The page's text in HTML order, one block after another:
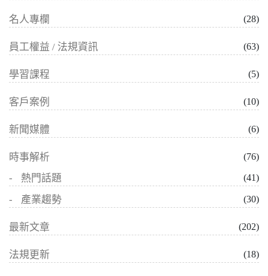
名人專欄 (28)
員工權益 / 法規資訊 (63)
學習課程 (5)
客戶案例 (10)
新聞媒體 (6)
時事解析 (76)
熱門話題 (41)
產業趨勢 (30)
最新文章 (202)
法規更新 (18)